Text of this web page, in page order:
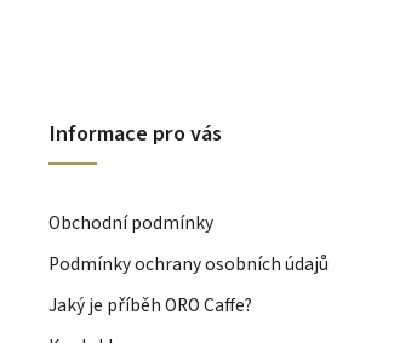
Informace pro vás
Obchodní podmínky
Podmínky ochrany osobních údajů
Jaký je příběh ORO Caffe?